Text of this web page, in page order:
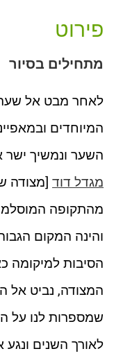
פירוט
מתחילים בסיור
לאחר מבט אל שער
המיוחדים
השער ונמשיך ישר
מגדל דוד [מצודה
מהתקופה
והינה המקום
הסיבות למיקומה
המצודה, נביט אל
שמספרות לנו על
לאורך השנים